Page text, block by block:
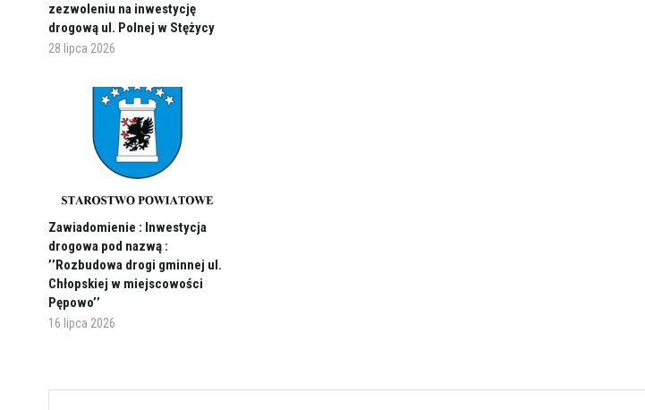
zezwoleniu na inwestycję
drogową ul. Polnej w Stężycy
28 lipca 2026
Zawiadomienie : Inwestycja
drogowa pod nazwą :
’’Rozbudowa drogi gminnej ul.
Chłopskiej w miejscowości
Pępowo’’
16 lipca 2026